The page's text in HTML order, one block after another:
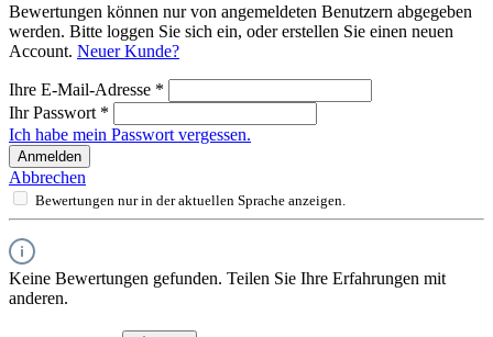
Bewertungen können nur von angemeldeten Benutzern abgegeben
werden. Bitte loggen Sie sich ein, oder erstellen Sie einen neuen
Account. Neuer Kunde?
Ihre E-Mail-Adresse *
Ihr Passwort *
Ich habe mein Passwort vergessen.
Anmelden
Abbrechen
Bewertungen nur in der aktuellen Sprache anzeigen.
Keine Bewertungen gefunden. Teilen Sie Ihre Erfahrungen mit
anderen.